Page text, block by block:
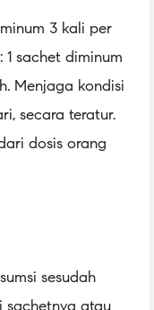
3 kali per
sachet diminum
Menjaga kondisi
secara teratur.
dosis orang
sesudah